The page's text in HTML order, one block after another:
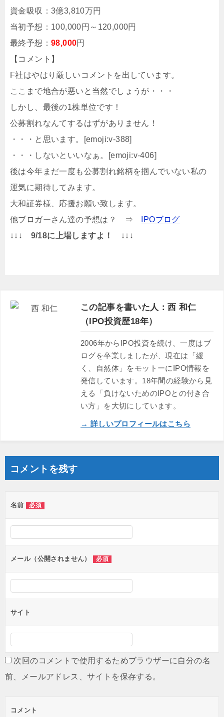
資金吸収：3億3,810万円
当初予想：100,000円～120,000円
最終予想： 98,000円
【コメント】
F社はやはり厳しいコメントを出しています。
ここまで地合が悪いと当然でしょうが・・・
しかし、最後の1株単位です！
公募割れなんてするはずがありません！
・・・と思います。[emoji:v-388]
・・・しないといいなぁ。[emoji:v-406]
後は今年まだ一度も公募割れ銘柄を掴んでいない私の
運気に期待してみます。
大和証券様、応援お願い致します。
他ブロガーさん達の予想は？ ⇒
IPOブログ
↓↓↓ 9/18に上場しますよ！ ↓↓↓
この記事を書いた人：西 和仁
（IPO投資歴18年）
2006年からIPO投資を続け、一度はブ
ログを卒業しましたが、現在は「緩
く、自然体」をモットーにIPO情報を
発信しています。18年間の経験から見
える「負けないためのIPOとの付き合
い方」を大切にしています。
→ 詳しいプロフィールはこちら
コメントを残す
名前 必須
メール（公開されません） 必須
サイト
次回のコメントで使用するためブラウザーに自分の名
前、メールアドレス、サイトを保存する。
コメント